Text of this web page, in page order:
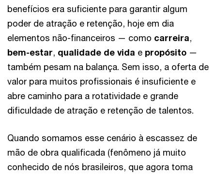
benefícios era suficiente para garantir algum
poder de atração e retenção, hoje em dia
elementos não-financeiros — como carreira,
bem-estar, qualidade de vida e propósito —
também pesam na balança. Sem isso, a oferta de
valor para muitos profissionais é insuficiente e
abre caminho para a rotatividade e grande
dificuldade de atração e retenção de talentos.
Quando somamos esse cenário à escassez de
mão de obra qualificada (fenômeno já muito
conhecido de nós brasileiros, que agora toma